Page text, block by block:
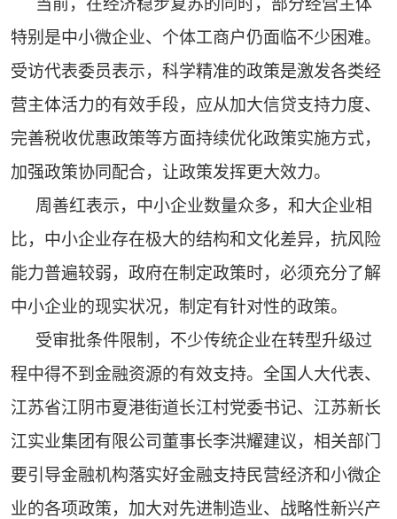
当前，在经济稳步复苏的同时，部分经营主体
特别是中小微企业、个体工商户仍面临不少困难。
受访代表委员表示，科学精准的政策是激发各类经
营主体活力的有效手段，应从加大信贷支持力度、
完善税收优惠政策等方面持续优化政策实施方式，
加强政策协同配合，让政策发挥更大效力。
周善红表示，中小企业数量众多，和大企业相
比，中小企业存在极大的结构和文化差异，抗风险
能力普遍较弱，政府在制定政策时，必须充分了解
中小企业的现实状况，制定有针对性的政策。
受审批条件限制，不少传统企业在转型升级过
程中得不到金融资源的有效支持。全国人大代表、
江苏省江阴市夏港街道长江村党委书记、江苏新长
江实业集团有限公司董事长李洪耀建议，相关部门
要引导金融机构落实好金融支持民营经济和小微企
业的各项政策，加大对先进制造业、战略性新兴产